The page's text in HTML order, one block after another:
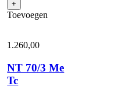
+
Toevoegen
1.260,00
NT 70/3 Me
Tc